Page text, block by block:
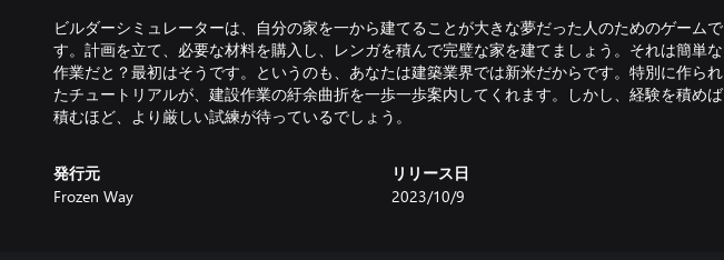
ビルダーシミュレーターは、自分の家を一から建てることが大きな夢だった人のためのゲームで
す。計画を立て、必要な材料を購入し、レンガを積んで完璧な家を建てましょう。それは簡単な
作業だと？最初はそうです。というのも、あなたは建築業界では新米だからです。特別に作られ
たチュートリアルが、建設作業の紆余曲折を一歩一歩案内してくれます。しかし、経験を積めば
積むほど、より厳しい試練が待っているでしょう。
発行元
Frozen Way
リリース日
2023/10/9